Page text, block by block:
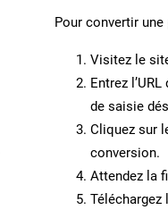
Pour convertir
Visitez le
Entrez
de saisie
Cliquez sur
conversion.
Attendez la